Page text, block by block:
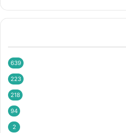
639
223
218
94
2